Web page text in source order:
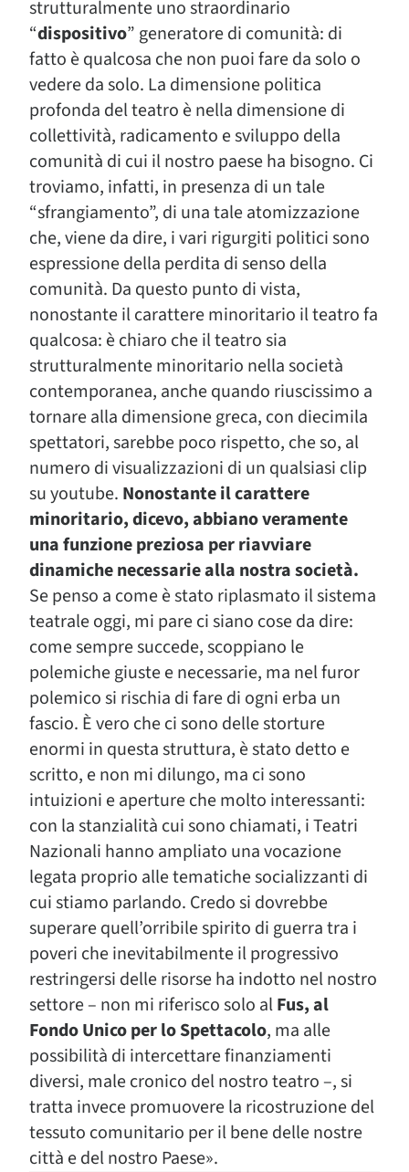
strutturalmente uno straordinario
“dispositivo” generatore di comunità: di
fatto è qualcosa che non puoi fare da solo o
vedere da solo. La dimensione politica
profonda del teatro è nella dimensione di
collettività, radicamento e sviluppo della
comunità di cui il nostro paese ha bisogno. Ci
troviamo, infatti, in presenza di un tale
“sfrangiamento”, di una tale atomizzazione
che, viene da dire, i vari rigurgiti politici sono
espressione della perdita di senso della
comunità. Da questo punto di vista,
nonostante il carattere minoritario il teatro fa
qualcosa: è chiaro che il teatro sia
strutturalmente minoritario nella società
contemporanea, anche quando riuscissimo a
tornare alla dimensione greca, con diecimila
spettatori, sarebbe poco rispetto, che so, al
numero di visualizzazioni di un qualsiasi clip
su youtube. Nonostante il carattere
minoritario, dicevo, abbiano veramente
una funzione preziosa per riavviare
dinamiche necessarie alla nostra società.
Se penso a come è stato riplasmato il sistema
teatrale oggi, mi pare ci siano cose da dire:
come sempre succede, scoppiano le
polemiche giuste e necessarie, ma nel furor
polemico si rischia di fare di ogni erba un
fascio. È vero che ci sono delle storture
enormi in questa struttura, è stato detto e
scritto, e non mi dilungo, ma ci sono
intuizioni e aperture che molto interessanti:
con la stanzialità cui sono chiamati, i Teatri
Nazionali hanno ampliato una vocazione
legata proprio alle tematiche socializzanti di
cui stiamo parlando. Credo si dovrebbe
superare quell’orribile spirito di guerra tra i
poveri che inevitabilmente il progressivo
restringersi delle risorse ha indotto nel nostro
settore – non mi riferisco solo alFus, al
Fondo Unico per lo Spettacolo, ma alle
possibilità di intercettare finanziamenti
diversi, male cronico del nostro teatro –, si
tratta invece promuovere la ricostruzione del
tessuto comunitario per il bene delle nostre
città e del nostro Paese».